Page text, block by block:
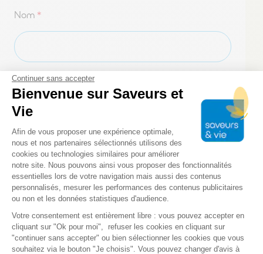
Nom *
Adresse e-mail
Téléphone
0 sur 10 caractères maximum
Continuer sans accepter
Bienvenue sur Saveurs et
Vie
Plateforme de Gestion du
Afin de vous proposer une expérience optimale,
nous et nos partenaires sélectionnés utilisons des
cookies ou technologies similaires pour améliorer
notre site. Nous pouvons ainsi vous proposer des fonctionnalités
essentielles lors de votre navigation mais aussi des contenus
personnalisés, mesurer les performances des contenus publicitaires
ou non et les données statistiques d'audience.
Votre consentement est entièrement libre : vous pouvez accepter en
cliquant sur "Ok pour moi", refuser les cookies en cliquant sur
"continuer sans accepter" ou bien sélectionner les cookies que vous
souhaitez via le bouton "Je choisis". Vous pouvez changer d'avis à
Axeptio consent